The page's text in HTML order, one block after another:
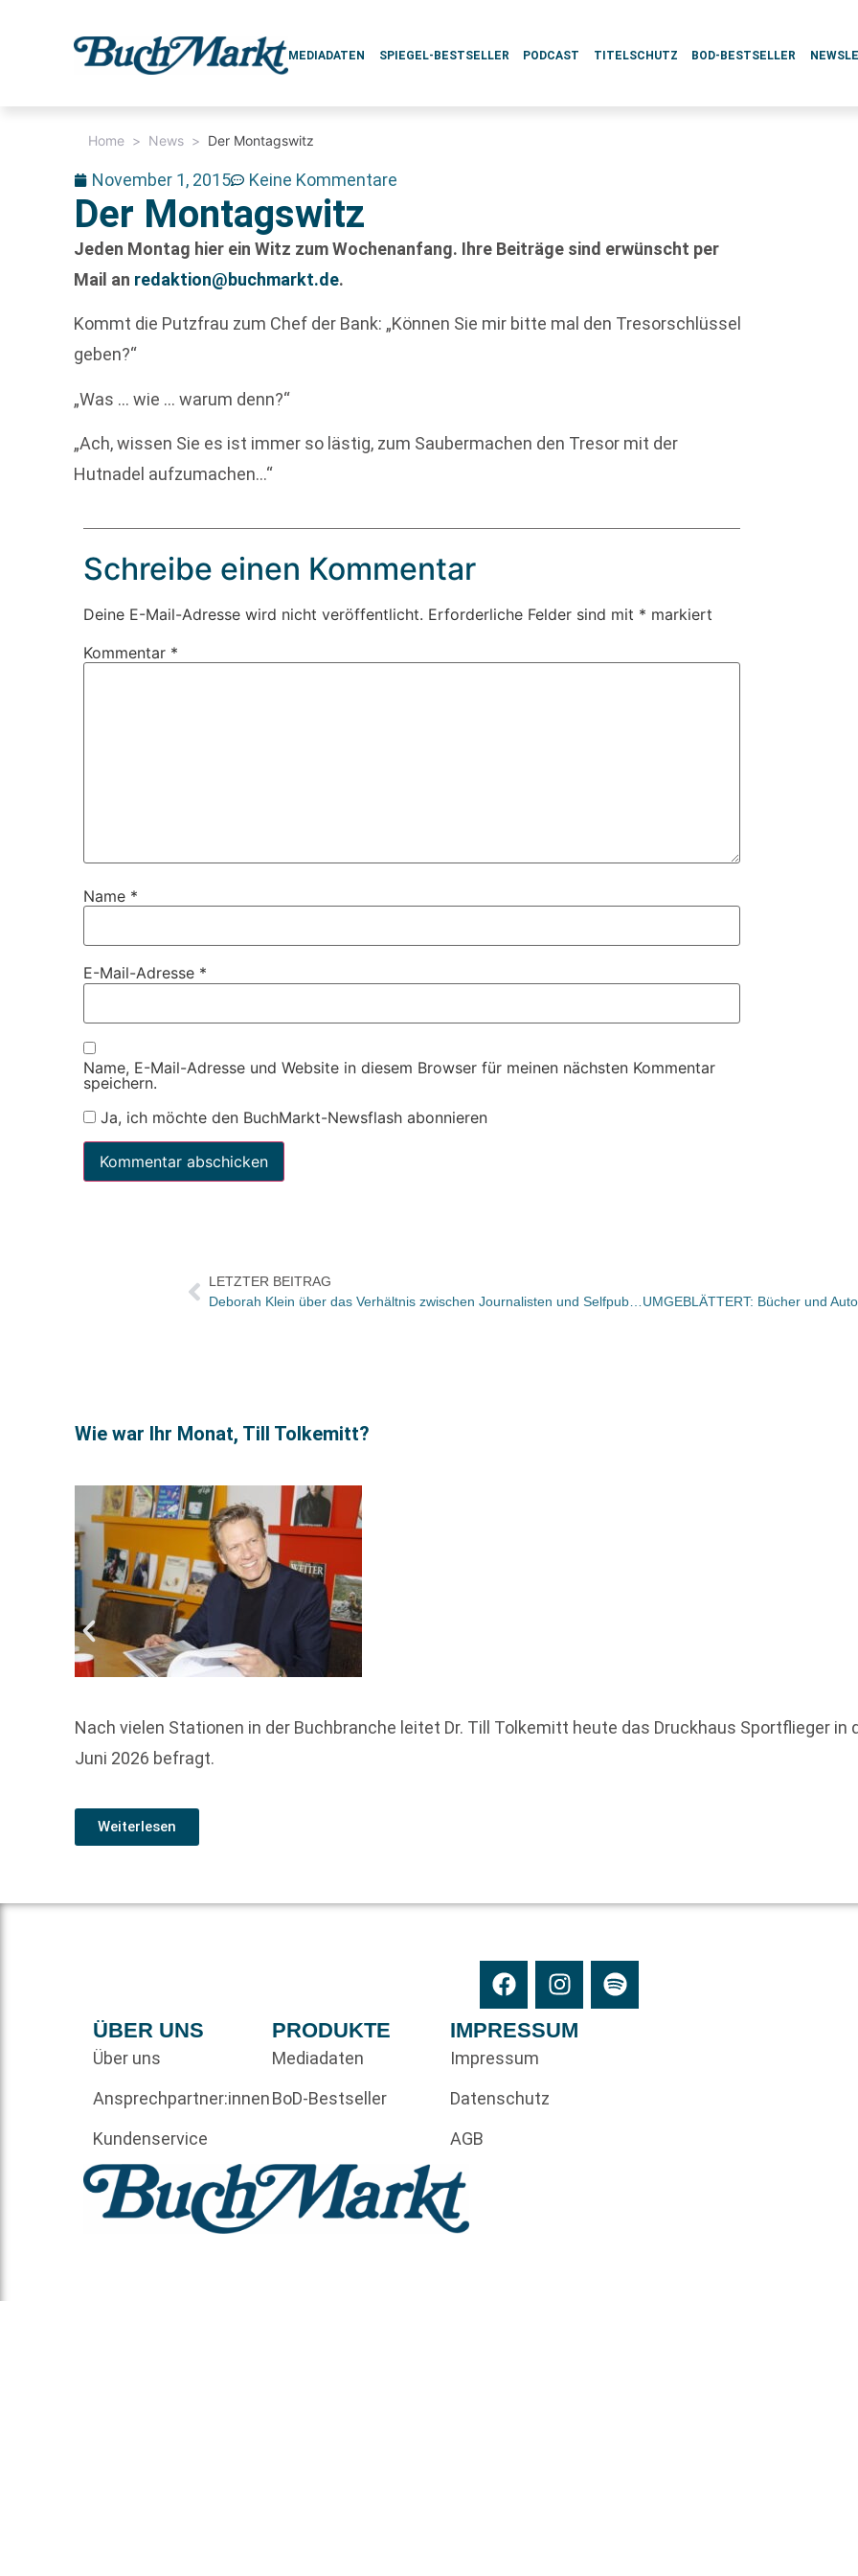
MEDIADATEN SPIEGEL-BESTSELLER PODCAST TITELSCHUTZ BOD-BESTSELLER
Home > News > Der Montagswitz
November 1, 2015 Keine Kommentare
Der Montagswitz
Jeden Montag hier ein Witz zum Wochenanfang. Ihre Beiträge sind erwünscht per
Mail an redaktion@buchmarkt.de.
Kommt die Putzfrau zum Chef der Bank: „Können Sie mir bitte mal den Tresorschlüssel
geben?“
„Was … wie … warum denn?“
„Ach, wissen Sie es ist immer so lästig, zum Saubermachen den Tresor mit der
Hutnadel aufzumachen…“
Schreibe einen Kommentar
Deine E-Mail-Adresse wird nicht veröffentlicht. Erforderliche Felder sind mit * markiert
Kommentar *
Name *
E-Mail-Adresse *
Name, E-Mail-Adresse und Website in diesem Browser für meinen nächsten Kommentar
speichern.
Ja, ich möchte den BuchMarkt-Newsflash abonnieren
LETZTER BEITRAG
Deborah Klein über das Verhältnis zwischen Journalisten und Selfpublishern
Wie war Ihr Monat, Till Tolkemitt?
Nach vielen Stationen in der Buchbranche leitet Dr. Till Tolkemitt heute das Druckhaus Sportflieger in
Juni 2026 befragt.
Weiterlesen
ÜBER UNS
Über uns
Ansprechpartner:innen
Kundenservice
PRODUKTE
Mediadaten
BoD-Bestseller
IMPRESSUM
Impressum
Datenschutz
AGB